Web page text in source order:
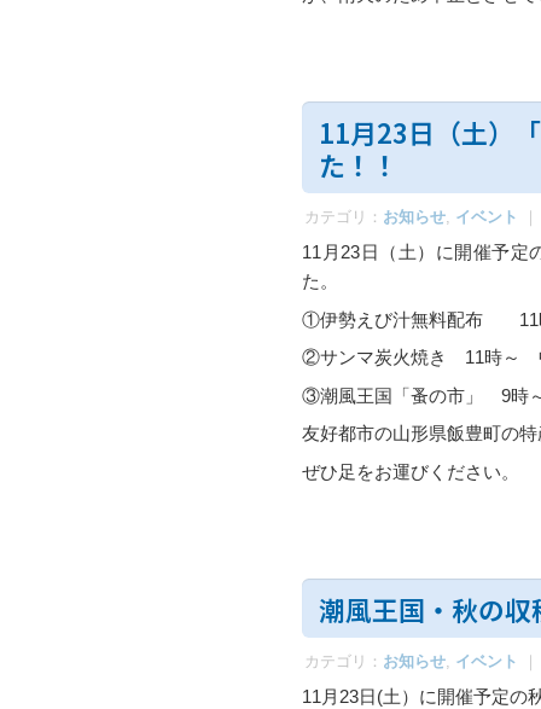
11月23日（土）
た！！
カテゴリ： お知らせ, イベント
11月23日（土）に開催予定
た。
①伊勢えび汁無料配布 11
②サンマ炭火焼き 11時～
③潮風王国「蚤の市」 9時
友好都市の山形県飯豊町の
ぜひ足をお運びください。
潮風王国・秋の
カテゴリ： お知らせ, イベント
11月23日(土）に開催予定の